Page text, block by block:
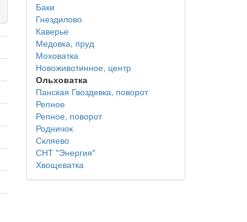
Баки
Гнездилово
Каверье
Медовка, пруд
Моховатка
Новоживотинное, центр
Ольховатка
Панская Гвоздевка, поворот
Репное
Репное, поворот
Родничок
Скляево
СНТ "Энергия"
Хвощеватка